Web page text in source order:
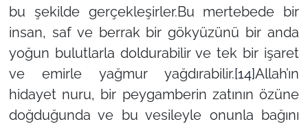
bu şekilde gerçekleşirler.Bu mertebede bir
insan, saf ve berrak bir gökyüzünü bir anda
yoğun bulutlarla doldurabilir ve tek bir işaret
ve emirle yağmur yağdırabilir.[14]Allah’ın
hidayet nuru, bir peygamberin zatının özüne
doğduğunda ve bu vesileyle onunla bağını